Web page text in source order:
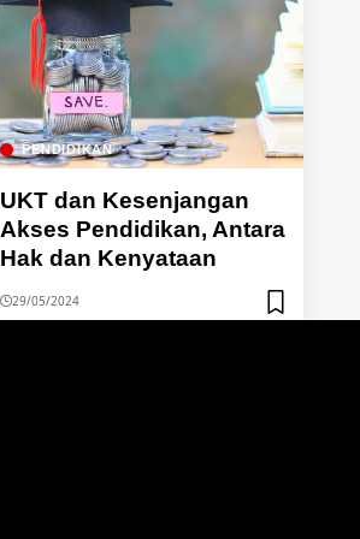
PENDIDIKAN
UKT dan Kesenjangan
Akses Pendidikan, Antara
Hak dan Kenyataan
29/05/2024